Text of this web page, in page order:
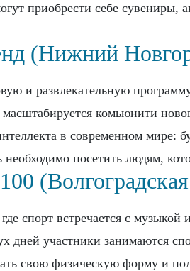
приобрести себе сувениры,
(Нижний
и развлекательную
комьюнити
в современном мире:
посетить людям,
спорт встречается с
дней участники занимаются
свою физическую форму и